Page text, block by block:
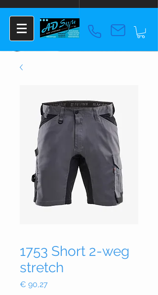
1753 Short 2-weg
stretch
€ 90,27